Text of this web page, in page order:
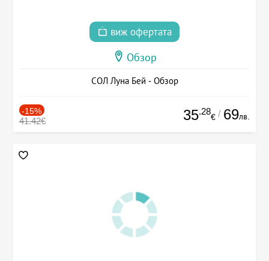
виж офертата
Обзор
СОЛ Луна Бей - Обзор
-15%
41.42€ 35.28
€ / 69лв.